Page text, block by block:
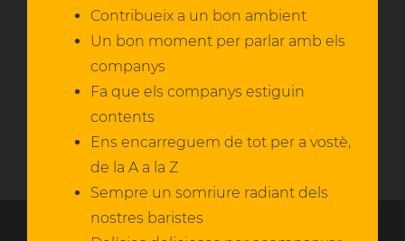
Contribueix a un bon ambient
Un bon moment per parlar amb els
companys
Fa que els companys estiguin
contents
Ens encarreguem de tot per a vostè,
de la A a la Z
Sempre un somriure radiant dels
nostres baristes